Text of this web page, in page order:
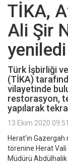
TİKA,
Ali Şir
yeniledi
Türk İşbirliği
(TİKA)
vilayetinde
restorasyon,
yapılarak
13 Ekim 2020 09:51
Herat'ın Gazergah
törenine Herat Vali
Müdürü